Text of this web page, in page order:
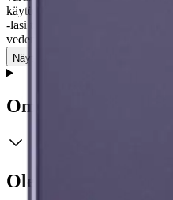
käytön. Sen Armor-
-lasi takaavat kestävyyden, ja
vedenkestävyyden.
Näytä lisää
Ominaisuudet
Oletko tyytyväinen